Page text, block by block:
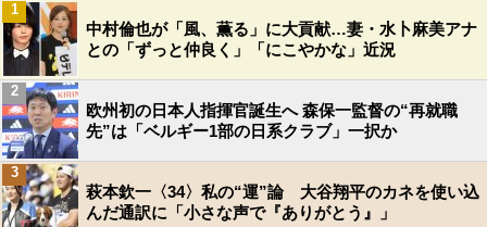
中村倫也が「風、薫る」に大貢献…妻・水卜麻美アナ
との「ずっと仲良く」「にこやかな」近況
1
欧州初の日本人指揮官誕生へ 森保一監督の“再就職
先”は「ベルギー1部の日系クラブ」一択か
2
萩本欽一〈34〉私の“運”論 大谷翔平のカネを使い込
んだ通訳に「小さな声で『ありがとう』」
3